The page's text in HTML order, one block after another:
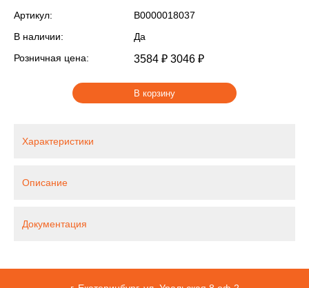
Артикул:
В0000018037
В наличии:
Да
Розничная цена:
3584 ₽ 3046 ₽
В корзину
Характеристики
Описание
Документация